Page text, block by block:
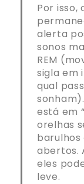
Por isso,
alerta
sonos
REM
sigla em
qual
está em
orelhas
barulhos
abertos.
eles
leve.